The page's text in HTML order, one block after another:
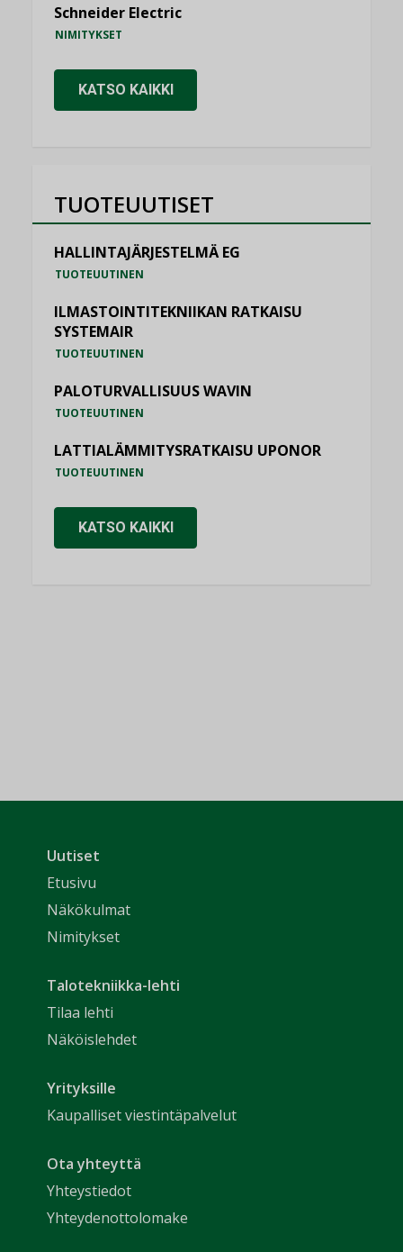
Schneider Electric
NIMITYKSET
KATSO KAIKKI
TUOTEUUTISET
HALLINTAJÄRJESTELMÄ EG
TUOTEUUTINEN
ILMASTOINTITEKNIIKAN RATKAISU
SYSTEMAIR
TUOTEUUTINEN
PALOTURVALLISUUS WAVIN
TUOTEUUTINEN
LATTIALÄMMITYSRATKAISU UPONOR
TUOTEUUTINEN
KATSO KAIKKI
Uutiset
Etusivu
Näkökulmat
Nimitykset
Talotekniikka-lehti
Tilaa lehti
Näköislehdet
Yrityksille
Kaupalliset viestintäpalvelut
Ota yhteyttä
Yhteystiedot
Yhteydenottolomake